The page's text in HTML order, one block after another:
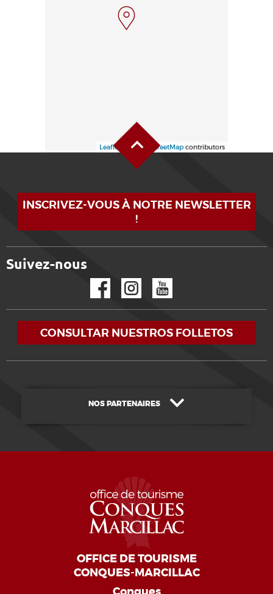
Leaflet | ©OpenStreetMap contributors
INSCRIVEZ-VOUS À NOTRE NEWSLETTER
!
Suivez-nous
CONSULTAR NUESTROS FOLLETOS
NOS PARTENAIRES
OFFICE DE TOURISME
CONQUES-MARCILLAC